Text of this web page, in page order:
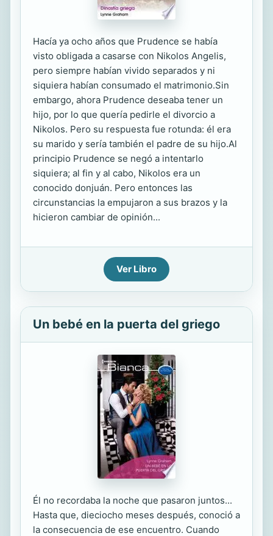
Hacía ya ocho años que Prudence se había
visto obligada a casarse con Nikolos Angelis,
pero siempre habían vivido separados y ni
siquiera habían consumado el matrimonio.Sin
embargo, ahora Prudence deseaba tener un
hijo, por lo que quería pedirle el divorcio a
Nikolos. Pero su respuesta fue rotunda: él era
su marido y sería también el padre de su hijo.Al
principio Prudence se negó a intentarlo
siquiera; al fin y al cabo, Nikolos era un
conocido donjuán. Pero entonces las
circunstancias la empujaron a sus brazos y la
hicieron cambiar de opinión...
Ver Libro
Un bebé en la puerta del griego
Él no recordaba la noche que pasaron juntos...
Hasta que, dieciocho meses después, conoció a
la consecuencia de ese encuentro. Cuando